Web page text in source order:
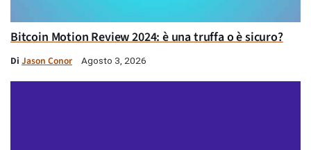
Bitcoin Motion Review 2024: è una truffa o è sicuro?
Di Jason Conor Agosto 3, 2026